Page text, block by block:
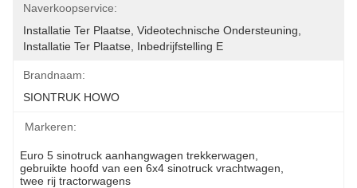
Naverkoopservice:
Installatie Ter Plaatse, Videotechnische Ondersteuning,
Installatie Ter Plaatse, Inbedrijfstelling E
Brandnaam:
SIONTRUK HOWO
Markeren:
Euro 5 sinotruck aanhangwagen trekkerwagen
gebruikte hoofd van een 6x4 sinotruck vrachtwagen
twee rij tractorwagens